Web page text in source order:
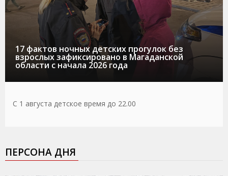
17 фактов ночных детских прогулок без
взрослых зафиксировано в Магаданской
области с начала 2026 года
С 1 августа детское время до 22.00
ПЕРСОНА ДНЯ